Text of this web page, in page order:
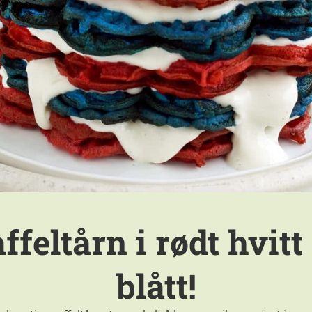
i rødt hvitt
blått!